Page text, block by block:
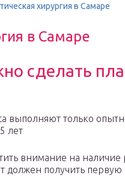
хирургия в Самаре
в Самаре
сделать
выполняют только
лет
внимание на
должен получить